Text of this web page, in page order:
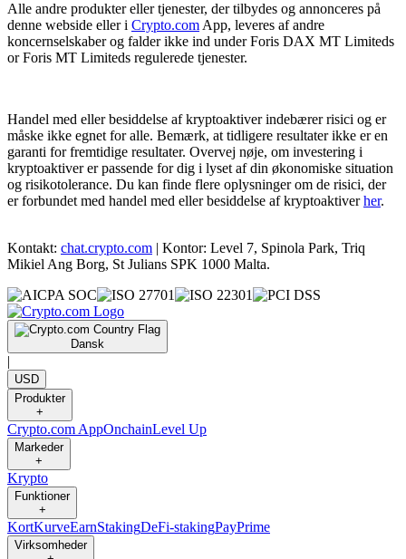
Alle andre produkter eller tjenester, der tilbydes og annonceres på
denne webside eller i Crypto.com App, leveres af andre
koncernselskaber og falder ikke ind under Foris DAX MT Limiteds
or Foris MT Limiteds regulerede tjenester.
Handel med eller besiddelse af kryptoaktiver indebærer risici og er
måske ikke egnet for alle. Bemærk, at tidligere resultater ikke er en
garanti for fremtidige resultater. Overvej nøje, om investering i
kryptoaktiver er passende for dig i lyset af din økonomiske situation
og risikotolerance. Du kan finde flere oplysninger om de risici, der
er forbundet med handel med eller besiddelse af kryptoaktiverher.
Kontakt: chat.crypto.com | Kontor: Level 7, Spinola Park, Triq
Mikiel Ang Borg, St Julians SPK 1000 Malta.
Dansk
|
USD
Produkter
+
Crypto.com AppOnchainLevel Up
Markeder
+
Krypto
Funktioner
+
KortKurveEarnStakingDeFi-stakingPayPrime
Virksomheder